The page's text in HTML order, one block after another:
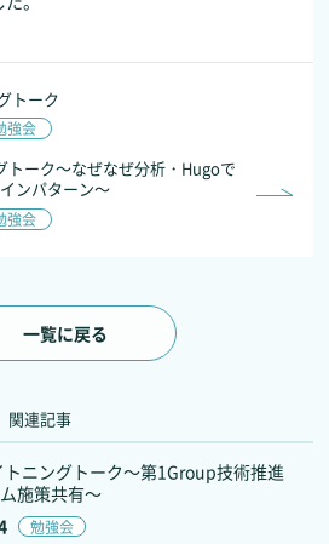
強会
トーク
強会
トーク～なぜなぜ分析・Hugoで
ンパターン～
一覧に戻る
関連記事
勉強会
ニングトーク～第1Group技術推進
施策共有～